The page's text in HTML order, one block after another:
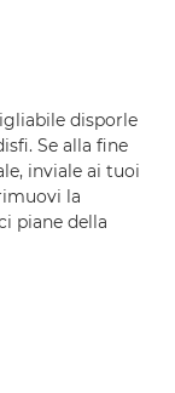
disporle
Se alla fine
inviale ai tuoi
la
piane della